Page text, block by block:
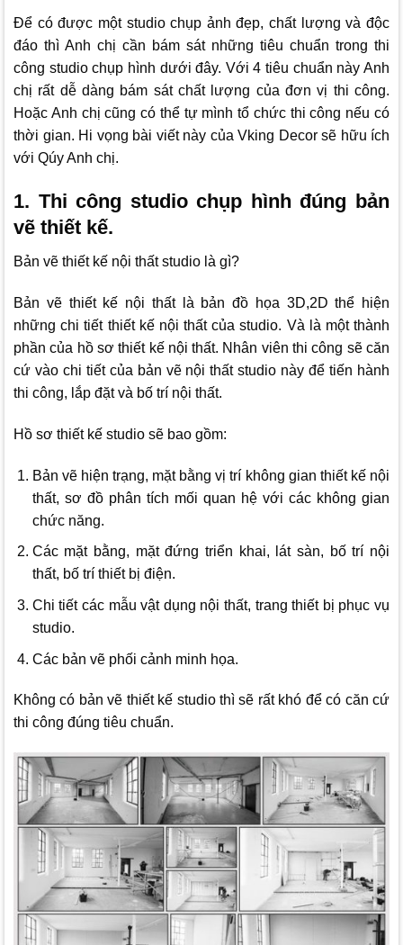
Để có được một studio chụp ảnh đẹp, chất lượng và độc
đáo thì Anh chị cần bám sát những tiêu chuẩn trong thi
công studio chụp hình dưới đây. Với 4 tiêu chuẩn này Anh
chị rất dễ dàng bám sát chất lượng của đơn vị thi công.
Hoặc Anh chị cũng có thể tự mình tổ chức thi công nếu có
thời gian. Hi vọng bài viết này của Vking Decorsẽ hữu ích
với Qúy Anh chị.
1. Thi công studio chụp hình đúng bản
vẽ thiết kế.
Bản vẽ thiết kế nội thất studio là gì?
Bản vẽ thiết kế nội thất là bản đồ họa 3D,2D thể hiện
những chi tiết thiết kế nội thất của studio. Và là một thành
phần của hồ sơ thiết kế nội thất. Nhân viên thi công sẽ căn
cứ vào chi tiết của bản vẽ nội thất studio này để tiến hành
thi công, lắp đặt và bố trí nội thất.
Hồ sơ thiết kế studio sẽ bao gồm:
Bản vẽ hiện trạng, mặt bằng vị trí không gian thiết kế nội
thất, sơ đồ phân tích mối quan hệ với các không gian
chức năng.
Các mặt bằng, mặt đứng triển khai, lát sàn, bố trí nội
thất, bố trí thiết bị điện.
Chi tiết các mẫu vật dụng nội thất, trang thiết bị phục vụ
studio.
Các bản vẽ phối cảnh minh họa.
Không có bản vẽ thiết kế studio thì sẽ rất khó để có căn cứ
thi công đúng tiêu chuẩn.